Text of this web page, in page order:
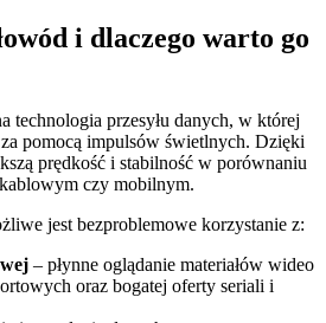
i dlaczego warto go
technologia przesyłu danych, w której
pomocą impulsów świetlnych. Dzięki
prędkość i stabilność w porównaniu
czy mobilnym.
jest bezproblemowe korzystanie z:
– płynne oglądanie materiałów wideo
oraz bogatej oferty seriali i